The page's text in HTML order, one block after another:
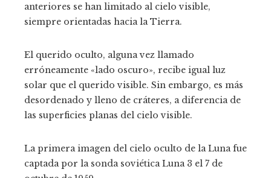
anteriores se han limitado al cielo visible,
siempre orientadas hacia la Tierra.
El querido oculto, alguna vez llamado
erróneamente «lado oscuro», recibe igual luz
solar que el querido visible. Sin embargo, es más
desordenado y lleno de cráteres, a diferencia de
las superficies planas del cielo visible.
La primera imagen del cielo oculto de la Luna fue
captada por la sonda soviética Luna 3 el 7 de